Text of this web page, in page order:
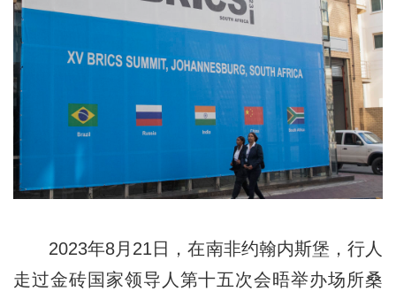
2023年8月21日，在南非约翰内斯堡，行人
走过金砖国家领导人第十五次会晤举办场所桑